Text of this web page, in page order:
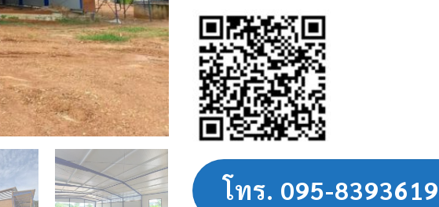
โทร. 095-8393619